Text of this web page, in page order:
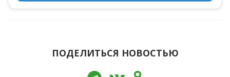
ПОДЕЛИТЬСЯ НОВОСТЬЮ